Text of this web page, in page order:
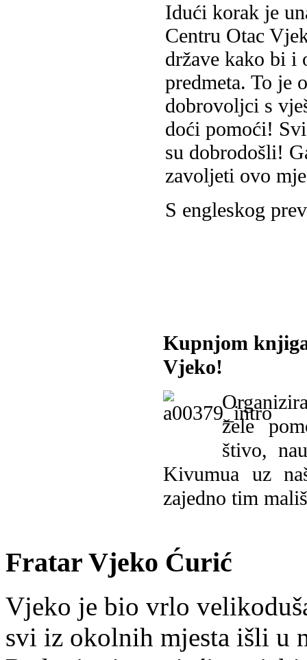
Idući korak je
Centru Otac
države kako bi i
predmeta. To je
dobrovoljci s
doći pomoći!
su dobrodošli!
zavoljeti ovo
S engleskog
Kupnjom
Vjeko!
žele
štivo,
Kivumua uz
zajedno tim
Fratar Vjeko Ćurić
Vjeko je bio vrlo
svi iz okolnih mjesta išli u